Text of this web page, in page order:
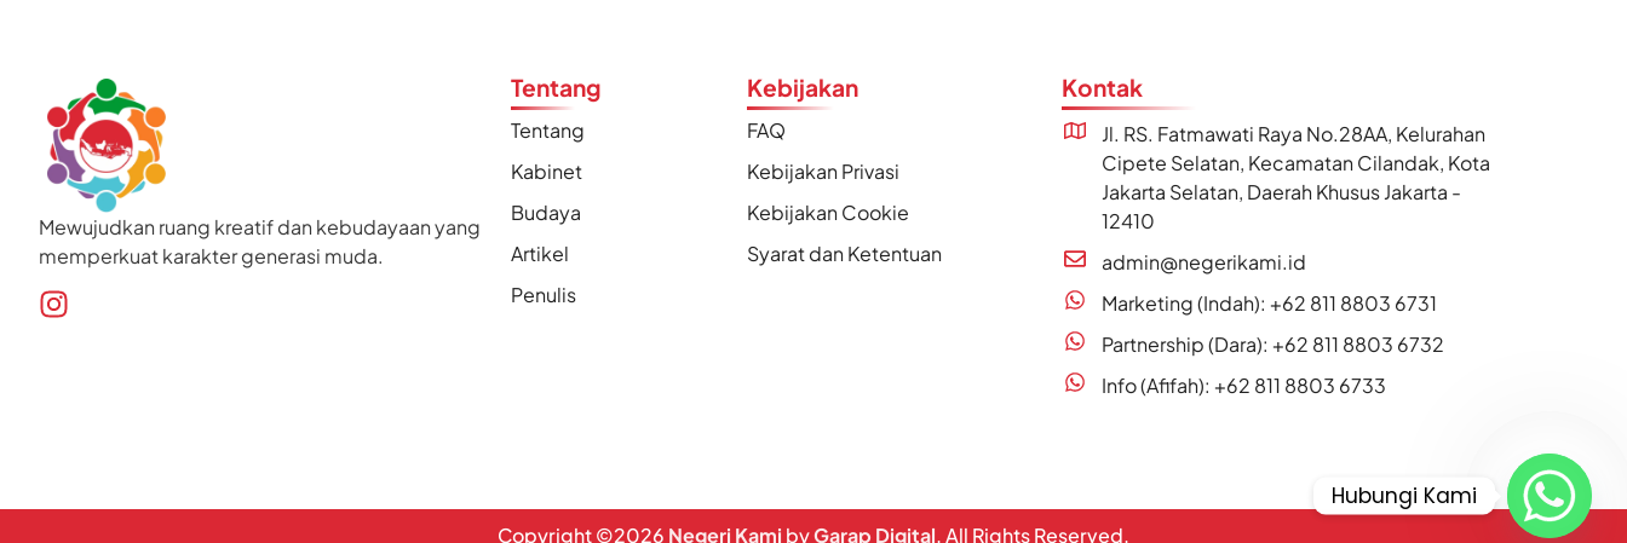
Mewujudkan ruang kreatif dan kebudayaan yang
memperkuat karakter generasi muda.
Tentang
Tentang
Kabinet
Budaya
Artikel
Penulis
Kebijakan
FAQ
Kebijakan Privasi
Kebijakan Cookie
Syarat dan Ketentuan
Kontak
Jl. RS. Fatmawati Raya No.28AA, Kelurahan
Cipete Selatan, Kecamatan Cilandak, Kota
Jakarta Selatan, Daerah Khusus Jakarta -
12410
admin@negerikami.id
Marketing (Indah): +62 811 8803 6731
Partnership (Dara): +62 811 8803 6732
Info (Afifah): +62 811 8803 6733
Copyright ©2026 Negeri Kami byGarap Digital. All Rights Reserved.
Hubungi Kami